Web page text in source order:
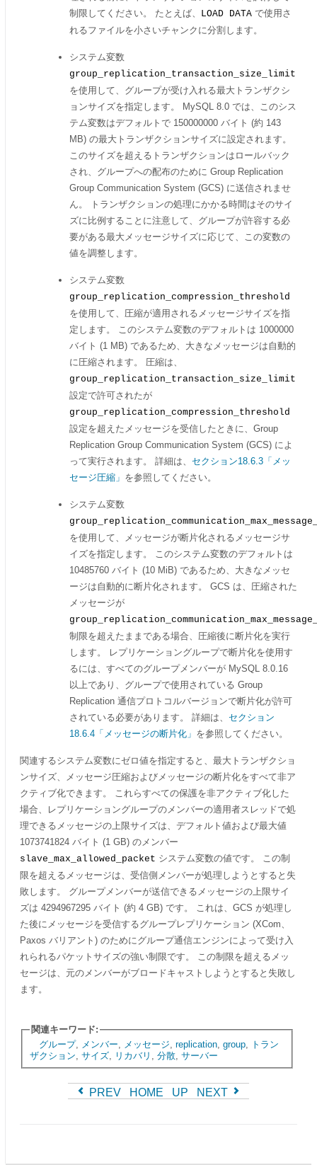
制限してください。 たとえば、 LOAD DATA で使用さ
れるファイルを小さいチャンクに分割します。
システム変数
group_replication_transaction_size_limit
を使用して、グループが受け入れる最大トランザクシ
ョンサイズを指定します。 MySQL 8.0 では、このシス
テム変数はデフォルトで 150000000 バイト (約 143
MB) の最大トランザクションサイズに設定されます。
このサイズを超えるトランザクションはロールバック
され、グループへの配布のために Group Replication
Group Communication System (GCS) に送信されませ
ん。 トランザクションの処理にかかる時間はそのサイ
ズに比例することに注意して、グループが許容する必
要がある最大メッセージサイズに応じて、この変数の
値を調整します。
システム変数
group_replication_compression_threshold
を使用して、圧縮が適用されるメッセージサイズを指
定します。 このシステム変数のデフォルトは 1000000
バイト (1 MB) であるため、大きなメッセージは自動的
に圧縮されます。 圧縮は、
group_replication_transaction_size_limit
設定で許可されたが
group_replication_compression_threshold
設定を超えたメッセージを受信したときに、Group
Replication Group Communication System (GCS) によ
って実行されます。 詳細は、 セクション18.6.3「メッ
セージ圧縮」 を参照してください。
システム変数
を使用して、メッセージが断片化されるメッセージサ
イズを指定します。 このシステム変数のデフォルトは
10485760 バイト (10 MiB) であるため、大きなメッセ
ージは自動的に断片化されます。 GCS は、圧縮された
メッセージが
制限を超えたままである場合、圧縮後に断片化を実行
します。 レプリケーショングループで断片化を使用す
るには、すべてのグループメンバーが MySQL 8.0.16
以上であり、グループで使用されている Group
Replication 通信プロトコルバージョンで断片化が許可
されている必要があります。 詳細は、 セクション
18.6.4「メッセージの断片化」 を参照してください。
関連するシステム変数にゼロ値を指定すると、最大トランザクショ
ンサイズ、メッセージ圧縮およびメッセージの断片化をすべて非ア
クティブ化できます。 これらすべての保護を非アクティブ化した
場合、レプリケーショングループのメンバーの適用者スレッドで処
理できるメッセージの上限サイズは、デフォルト値および最大値
1073741824 バイト (1 GB) のメンバー
slave_max_allowed_packet システム変数の値です。 この制
限を超えるメッセージは、受信側メンバーが処理しようとすると失
敗します。 グループメンバーが送信できるメッセージの上限サイ
ズは 4294967295 バイト (約 4 GB) です。 これは、GCS が処理し
た後にメッセージを受信するグループレプリケーション (XCom、
Paxos バリアント) のためにグループ通信エンジンによって受け入
れられるパケットサイズの強い制限です。 この制限を超えるメッ
セージは、元のメンバーがブロードキャストしようとすると失敗し
ます。
関連キーワード:
グループ, メンバー メッセージ replication, group,
トラン
ザクション サイズ, リカバリ 分散, サーバー
PREV HOME UP NEXT